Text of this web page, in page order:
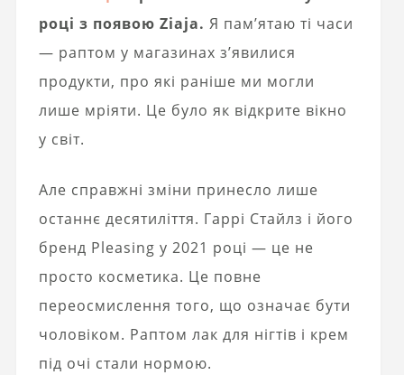
році з появою Ziaja. Я пам’ятаю ті часи
— раптом у магазинах з’явилися
продукти, про які раніше ми могли
лише мріяти. Це було як відкрите вікно
у світ.
Але справжні зміни принесло лише
останнє десятиліття. Гаррі Стайлз і його
бренд Pleasing у 2021 році — це не
просто косметика. Це повне
переосмислення того, що означає бути
чоловіком. Раптом лак для нігтів і крем
під очі стали нормою.